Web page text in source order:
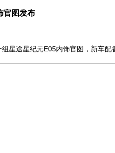
官图发布
星途星纪元E05内饰官图，新车